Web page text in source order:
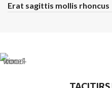
Erat sagittis mollis rhoncus